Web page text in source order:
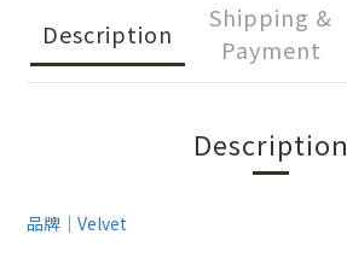
Description
Shipping &
Payment
Description
品牌｜Velvet